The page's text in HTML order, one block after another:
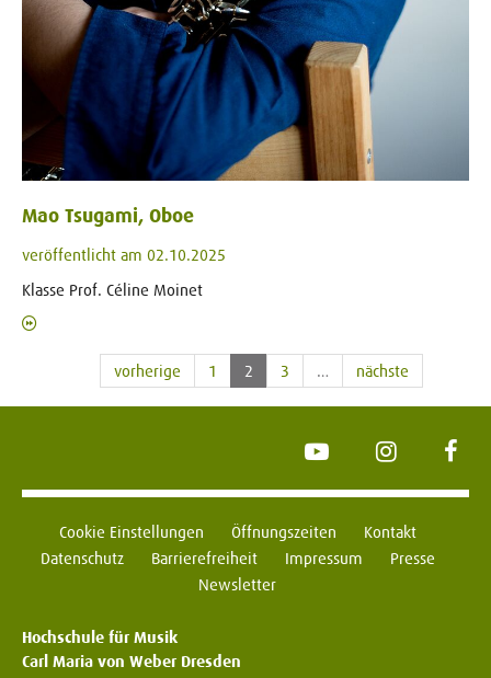
Mao Tsugami, Oboe
veröffentlicht am 02.10.2025
Klasse Prof. Céline Moinet
vorherige 1 2 3 … nächste
YouTube Instagram
Cookie Einstellungen Öffnungszeiten
Kontakt
Datenschutz
Barrierefreiheit Impressum
Presse
Newsletter
Hochschule für Musik
Carl Maria von Weber Dresden